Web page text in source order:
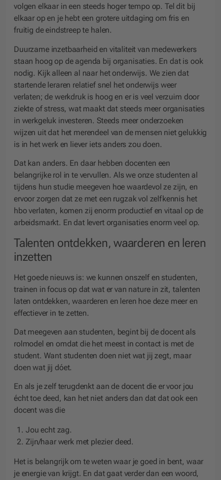
volgen elkaar in een steeds hoger tempo op. Tel dit bij
elkaar op en je hebt een grotere uitdaging om fris en
fruitig de eindstreep te halen.
Duurzame inzetbaarheid en vitaliteit van medewerkers
staan hoog op de agenda bij organisaties. En dat is ook
nodig. Kijk alleen al naar het onderwijs. We zien dat
startende leraren relatief snel het onderwijs weer
verlaten; de werkdruk is hoog en er is veel verzuim door
ziekte of stress, wat maakt dat steeds meer organisaties
in werkgeluk investeren. Steeds meer onderzoeken
wijzen uit dat het merendeel van de mensen niet gelukkig
is in het werk en liever iets anders zou doen.
Dat kan anders. En daar hebben docenten een
belangrijke rol in te vervullen. Als we onze studenten al
tijdens hun studie meegeven hoe waardevol ze zijn, en
ervoor zorgen dat ze met een rugzak vol zelfkennis het
hbo verlaten, komen zij enorm productief en vitaal op de
arbeidsmarkt. En dat levert organisaties enorm veel op.
Talenten ontdekken, waarderen en leren
inzetten
Het goede nieuws is: we kunnen onszelf en studenten,
trainen in focus op dat wat er van nature in zit, talenten
laten ontdekken, waarderen en leren hoe deze meer en
effectiever in te zetten.
Dat meegeven aan studenten, begint bij de docent als
rolmodel en omdat die het meest in contact is met de
student. Want studenten doen niet wat jij zegt, maar
doen wat jij dóet.
En als je zelf terugdenkt aan de docent die er voor jou
écht toe deed, kan het niet anders dan dat dat ook een
docent was die
Jou echt zag.
Zijn/haar werk met plezier deed.
Het is belangrijk om te weten waar je goed in bent, waar
je energie van krijgt. En dat gaat verder dan een woord,